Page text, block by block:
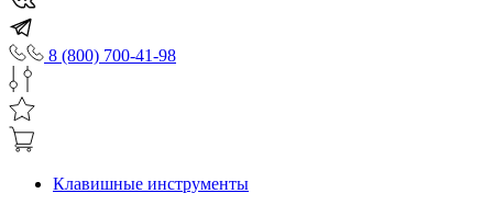
8 (800) 700-41-98
Клавишные инструменты